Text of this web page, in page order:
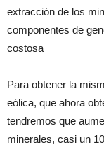
extracción de los
componentes de
costosa
Para obtener la
eólica, que ahora
tendremos que
minerales, casi un